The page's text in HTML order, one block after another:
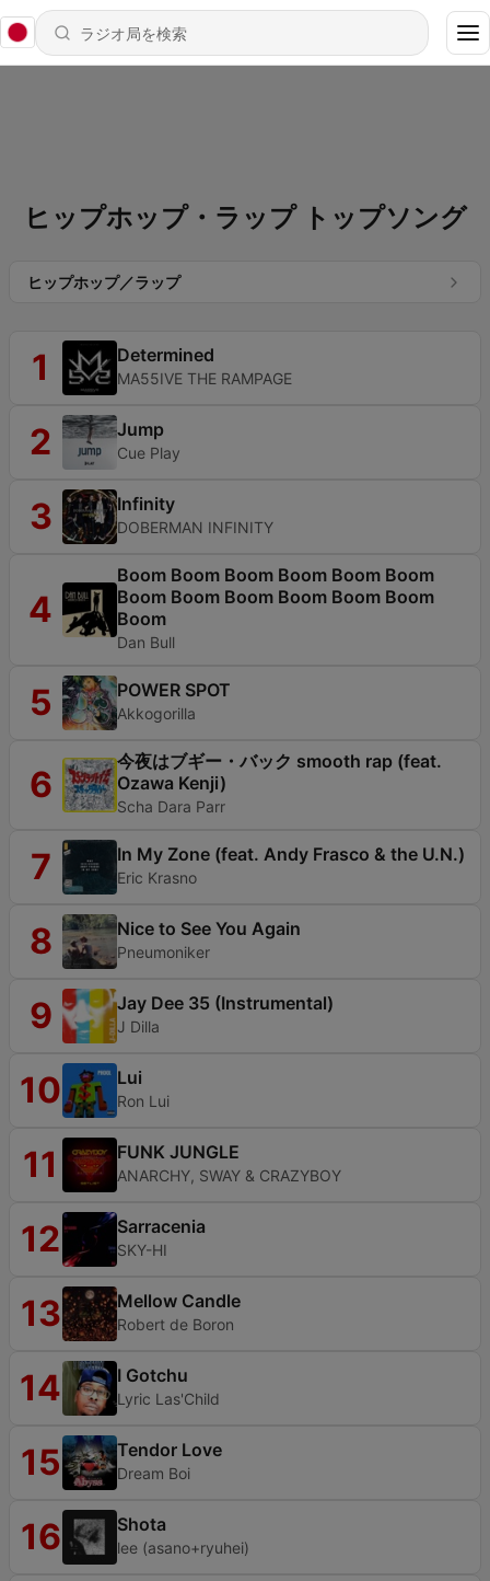
ヒップホップ・ラップ トップソング
ヒップホップ／ラップ
1 Determined
MA55IVE THE RAMPAGE
2 Jump
Cue Play
3 Infinity
DOBERMAN INFINITY
4
Boom Boom Boom Boom Boom Boom
Boom Boom Boom Boom Boom Boom
Boom
Dan Bull
5 POWER SPOT
Akkogorilla
6
今夜はブギー・バック smooth rap (feat.
Ozawa Kenji)
Scha Dara Parr
7 In My Zone (feat. Andy Frasco & the U.N.)
Eric Krasno
8 Nice to See You Again
Pneumoniker
9 Jay Dee 35 (Instrumental)
J Dilla
10 Lui
Ron Lui
11 FUNK JUNGLE
ANARCHY, SWAY & CRAZYBOY
12 Sarracenia
SKY-HI
13 Mellow Candle
Robert de Boron
14 I Gotchu
Lyric Las'Child
15 Tendor Love
Dream Boi
16 Shota
lee (asano+ryuhei)